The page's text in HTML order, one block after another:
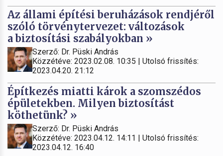
Az állami építési beruházások rendjéről
szóló törvénytervezet: változások
a biztosítási szabályokban »
Szerző: Dr. Püski András
Közzétéve: 2023.02.08. 10:35 | Utolsó frissítés:
2023.04.20. 21:12
Építkezés miatti károk a szomszédos
épületekben. Milyen biztosítást
köthetünk? »
Szerző: Dr. Püski András
Közzétéve: 2023.04.12. 14:11 | Utolsó frissítés:
2023.04.12. 16:40